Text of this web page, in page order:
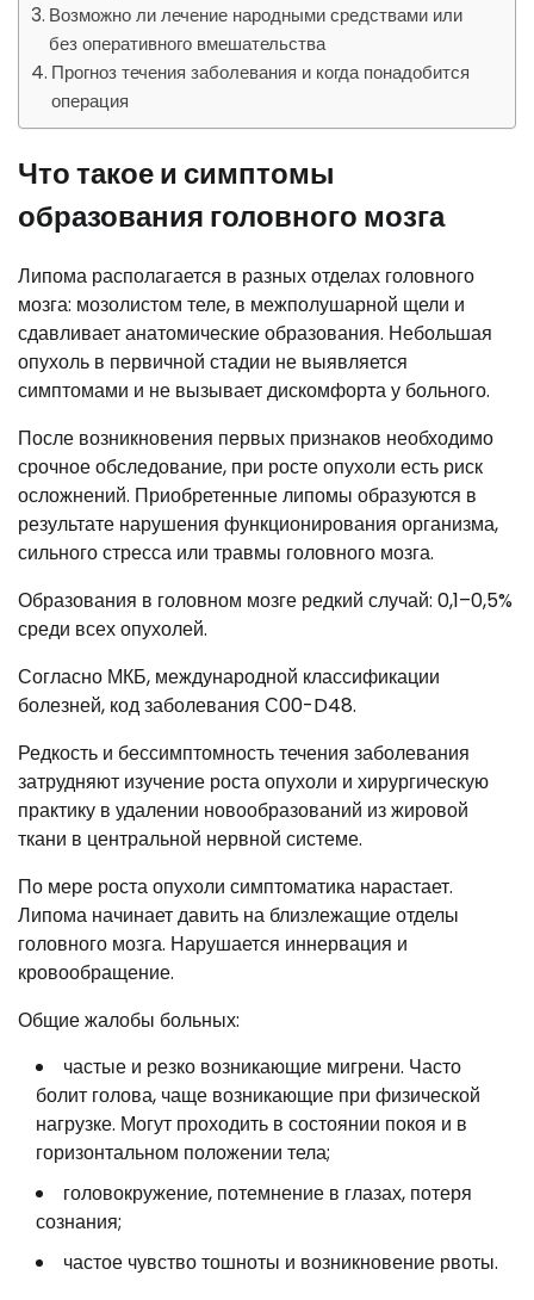
Возможно ли лечение народными средствами или
без оперативного вмешательства
Прогноз течения заболевания и когда понадобится
операция
Что такое и симптомы
образования головного мозга
Липома располагается в разных отделах головного
мозга: мозолистом теле, в межполушарной щели и
сдавливает анатомические образования. Небольшая
опухоль в первичной стадии не выявляется
симптомами и не вызывает дискомфорта у больного.
После возникновения первых признаков необходимо
срочное обследование, при росте опухоли есть риск
осложнений. Приобретенные липомы образуются в
результате нарушения функционирования организма,
сильного стресса или травмы головного мозга.
Образования в головном мозге редкий случай: 0,1–0,5%
среди всех опухолей.
Согласно МКБ, международной классификации
болезней, код заболевания С00-D48.
Редкость и бессимптомность течения заболевания
затрудняют изучение роста опухоли и хирургическую
практику в удалении новообразований из жировой
ткани в центральной нервной системе.
По мере роста опухоли симптоматика нарастает.
Липома начинает давить на близлежащие отделы
головного мозга. Нарушается иннервация и
кровообращение.
Общие жалобы больных:
частые и резко возникающие мигрени. Часто
болит голова, чаще возникающие при физической
нагрузке. Могут проходить в состоянии покоя и в
горизонтальном положении тела;
головокружение, потемнение в глазах, потеря
сознания;
частое чувство тошноты и возникновение рвоты.